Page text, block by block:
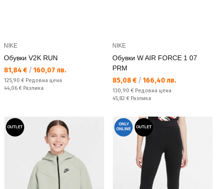
NIKE
Обувки V2K RUN
Текуща цена:
81,84 € / 160,07 лв.
Редовна цена:
125,90 € Редовна цена
Спестявате:
44,06 € Разлика
NIKE
Обувки W AIR FORCE 1 07
PRM
Текуща цена:
85,08 € / 166,40 лв.
Редовна цена:
130,90 € Редовна цена
Спестявате:
45,82 € Разлика
OUTLET
ONLY
ONLINE
OUTLET